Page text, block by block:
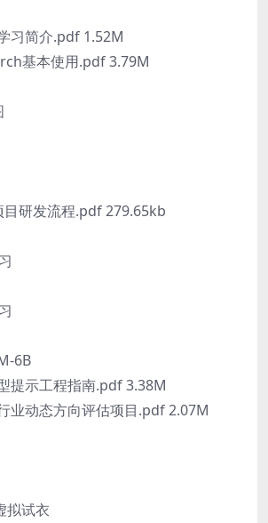
习简介.pdf 1.52M
基本使用.pdf 3.79M
研发流程.pdf 279.65kb
6B
示工程指南.pdf 3.38M
动态方向评估项目.pdf 2.07M
拟试衣